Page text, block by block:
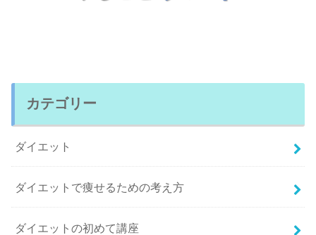
カテゴリー
ダイエット
ダイエットで痩せるための考え方
ダイエットの初めて講座